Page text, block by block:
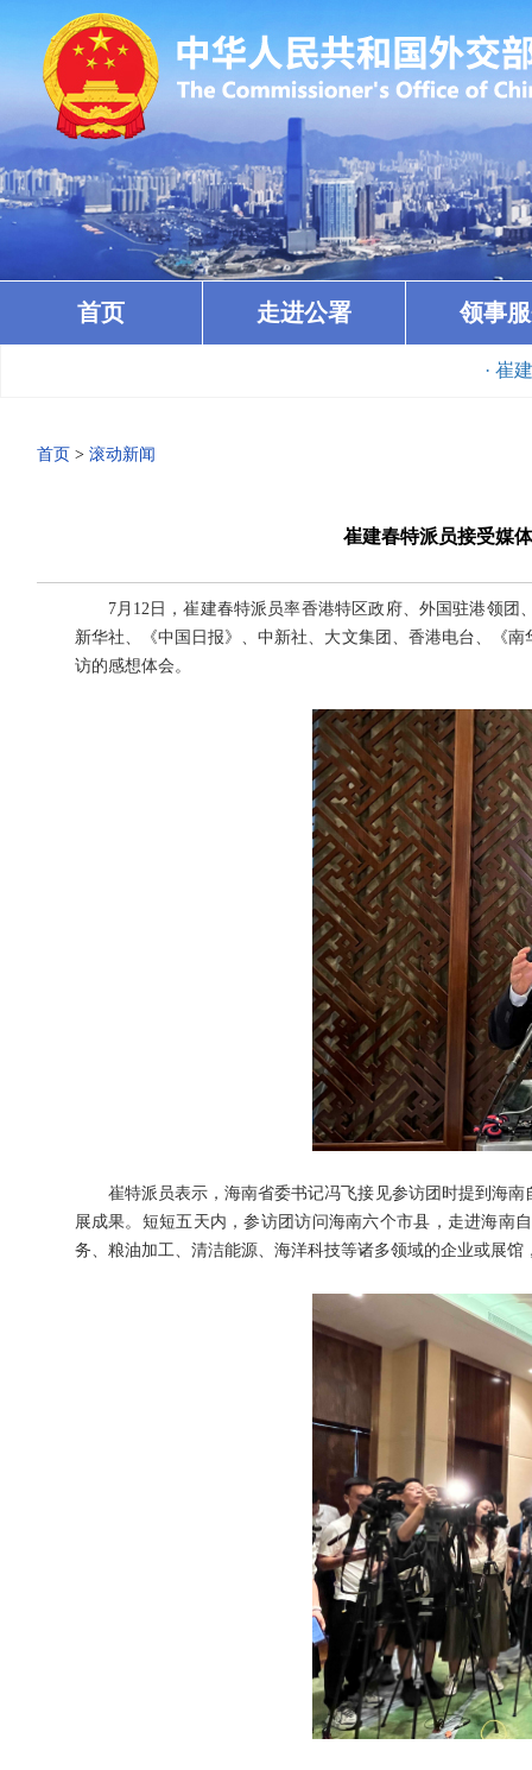
首页 走进公署 领事
· 崔建春
首页 > 滚动新闻
崔建春特派员接受媒
7月12日，崔建春特派员率香港特区政府、外国驻港领
新华社、《中国日报》、中新社、大文集团、香港电台、《
访的感想体会。
崔特派员表示，海南省委书记冯飞接见参访团时提到海
展成果。短短五天内，参访团访问海南六个市县，走进海南
务、粮油加工、清洁能源、海洋科技等诸多领域的企业或展